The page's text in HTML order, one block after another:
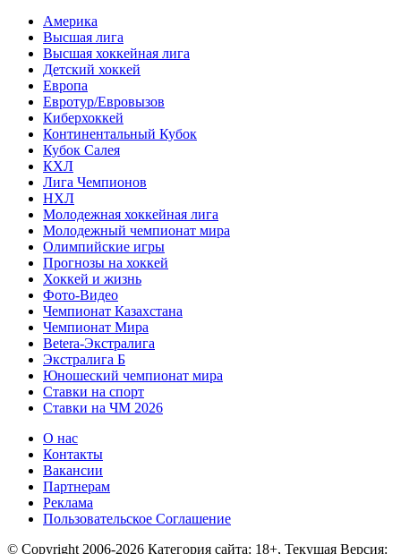
Америка
Высшая лига
Высшая хоккейная лига
Детский хоккей
Европа
Евротур/Евровызов
Киберхоккей
Континентальный Кубок
Кубок Салея
КХЛ
Лига Чемпионов
НХЛ
Молодежная хоккейная лига
Молодежный чемпионат мира
Олимпийские игры
Прогнозы на хоккей
Хоккей и жизнь
Фото-Видео
Чемпионат Казахстана
Чемпионат Мира
Betera-Экстралига
Экстралига Б
Юношеский чемпионат мира
Ставки на спорт
Ставки на ЧМ 2026
О нас
Контакты
Вакансии
Партнерам
Реклама
Пользовательское Соглашение
© Copyright 2006-2026 Категория сайта: 18+, Текущая Версия: